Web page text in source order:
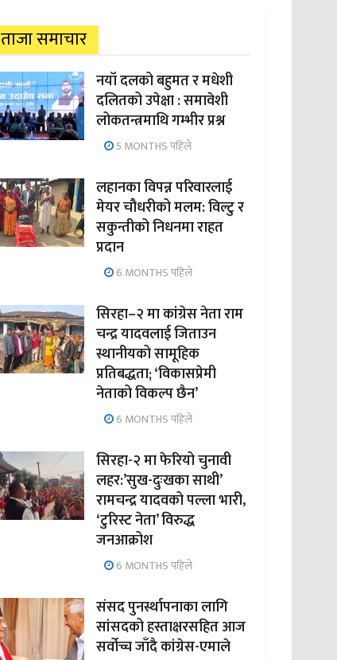
ताजा समाचार
नयाँ दलको बहुमत र मधेशी
दलितको उपेक्षा : समावेशी
लोकतन्त्रमाथि गम्भीर प्रश्न
5 MONTHS पहिले
लहानका विपन्न परिवारलाई
मेयर चौधरीको मलम: विल्टु र
सकुन्तीको निधनमा राहत
प्रदान
6 MONTHS पहिले
सिरहा–२ मा कांग्रेस नेता राम
चन्द्र यादवलाई जिताउन
स्थानीयको सामूहिक
प्रतिबद्धता; ‘विकासप्रेमी
नेताको विकल्प छैन’
6 MONTHS पहिले
सिरहा-२ मा फेरियो चुनावी
लहर:’सुख-दुःखका साथी’
रामचन्द्र यादवको पल्ला भारी,
‘टुरिस्ट नेता’ विरुद्ध
जनआक्रोश
6 MONTHS पहिले
संसद पुनर्स्थापनाका लागि
सांसदको हस्ताक्षरसहित आज
सर्वोच्च जाँदै कांग्रेस-एमाले